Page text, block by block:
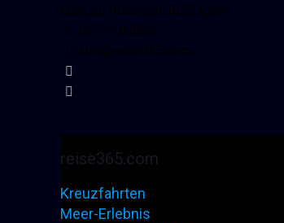
Lust auf reisen an 365 Tagen
02771 8305-0
info@reise365.com
reise365.com
Kreuzfahrten
Meer-Erlebnis